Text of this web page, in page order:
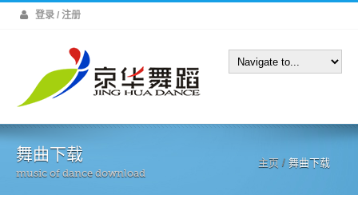
登录 / 注册
舞曲下载
music of dance download
主页 / 舞曲下载